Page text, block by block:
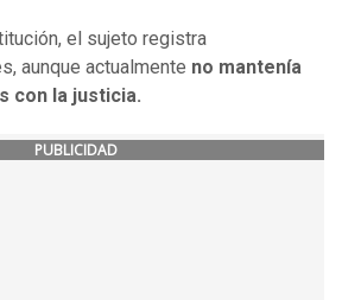
el sujeto registra
aunque actualmente no mantenía
con la justicia.
PUBLICIDAD